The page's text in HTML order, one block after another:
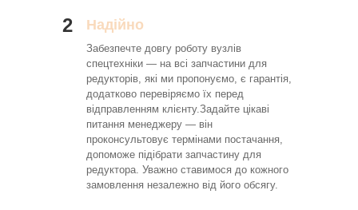
2 Надійно
Забезпечте довгу роботу вузлів
спецтехніки — на всі запчастини для
редукторів, які ми пропонуємо, є гарантія,
додатково перевіряємо їх перед
відправленням клієнту.Задайте цікаві
питання менеджеру — він
проконсультовує термінами постачання,
допоможе підібрати запчастину для
редуктора. Уважно ставимося до кожного
замовлення незалежно від його обсягу.